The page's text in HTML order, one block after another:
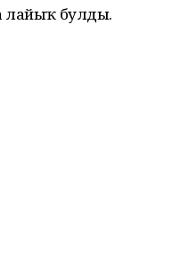
лайыҡ булды.